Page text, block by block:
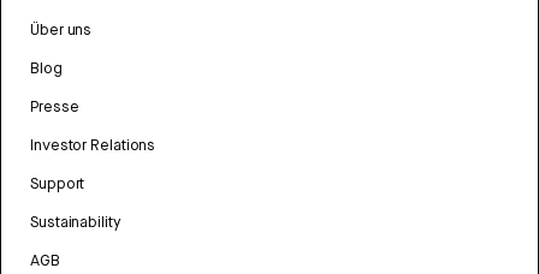
Über uns
Blog
Presse
Investor Relations
Support
Sustainability
AGB